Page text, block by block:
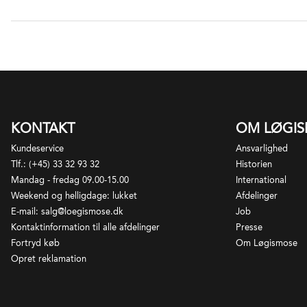
KONTAKT
Kundeservice
Tlf.: (+45) 33 32 93 32
Mandag - fredag 09.00-15.00
Weekend og helligdage: lukket
E-mail: salg@loegismose.dk
Kontaktinformation til alle afdelinger
Fortryd køb
Opret reklamation
OM
Ansvarlighed
Historien
International
Afdelinger
Job
Presse
Om Løgismose